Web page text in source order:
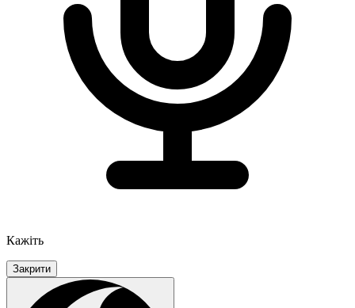
Кажіть
Закрити